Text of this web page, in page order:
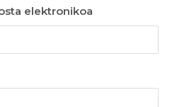
elektronikoa